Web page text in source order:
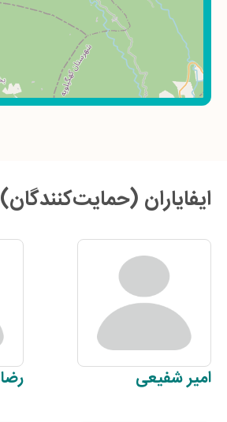
ایفایاران (حمایت‌کنندگان)
امیرشفیعی رضا